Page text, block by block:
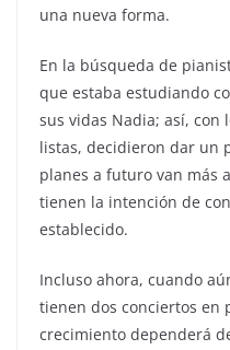
una nueva forma.
En la búsqueda de
que estaba estudiando
sus vidas Nadia; así, con
listas, decidieron dar un
planes a futuro van más
tienen la intención de
establecido.
Incluso ahora, cuando
tienen dos conciertos en
crecimiento dependerá